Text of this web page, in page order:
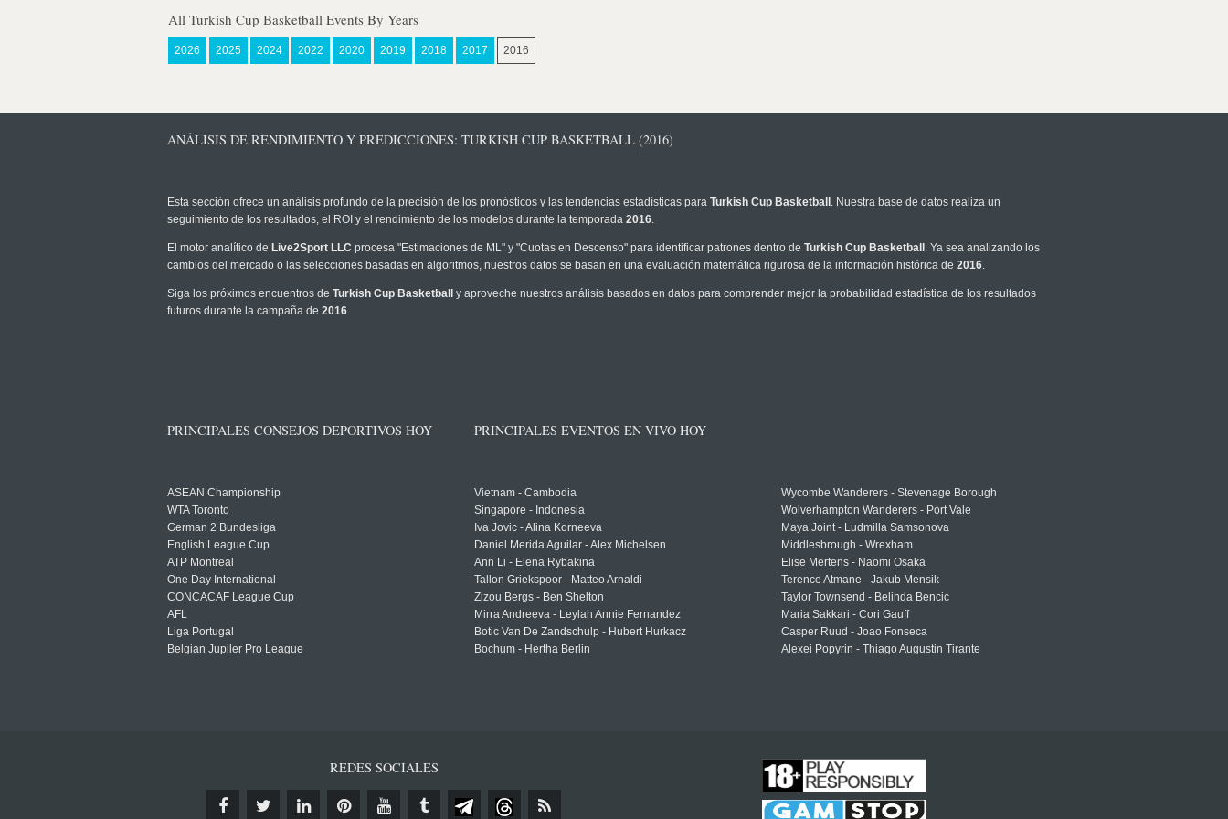
All Turkish Cup Basketball Events By Years
2026 2025 2024 2022 2020 2019 2018 2017 2016
ANÁLISIS DE RENDIMIENTO Y PREDICCIONES: TURKISH CUP BASKETBALL (2016)
Esta sección ofrece un análisis profundo de la precisión de los pronósticos y las tendencias estadísticas para Turkish Cup Basketball . Nuestra base de datos realiza un
seguimiento de los resultados, el ROI y el rendimiento de los modelos durante la temporada 2016.
El motor analítico de Live2Sport LLC procesa "Estimaciones de ML" y "Cuotas en Descenso" para identificar patrones dentro de Turkish Cup Basketball . Ya sea analizando los
cambios del mercado o las selecciones basadas en algoritmos, nuestros datos se basan en una evaluación matemática rigurosa de la información histórica de 2016.
Siga los próximos encuentros de Turkish Cup Basketball
y aproveche nuestros análisis basados en datos para comprender mejor la probabilidad estadística de los resultados
futuros durante la campaña de 2016.
PRINCIPALES CONSEJOS DEPORTIVOS HOY
ASEAN Championship
WTA Toronto
German 2 Bundesliga
English League Cup
ATP Montreal
One Day International
CONCACAF League Cup
AFL
Liga Portugal
Belgian Jupiler Pro League
PRINCIPALES EVENTOS EN VIVO HOY
Vietnam - Cambodia
Singapore - Indonesia
Iva Jovic - Alina Korneeva
Daniel Merida Aguilar - Alex Michelsen
Ann Li - Elena Rybakina
Tallon Griekspoor - Matteo Arnaldi
Zizou Bergs - Ben Shelton
Mirra Andreeva - Leylah Annie Fernandez
Botic Van De Zandschulp - Hubert Hurkacz
Bochum - Hertha Berlin
Wycombe Wanderers - Stevenage Borough
Wolverhampton Wanderers - Port Vale
Maya Joint - Ludmilla Samsonova
Middlesbrough - Wrexham
Elise Mertens - Naomi Osaka
Terence Atmane - Jakub Mensik
Taylor Townsend - Belinda Bencic
Maria Sakkari - Cori Gauff
Casper Ruud - Joao Fonseca
Alexei Popyrin - Thiago Augustin Tirante
REDES SOCIALES